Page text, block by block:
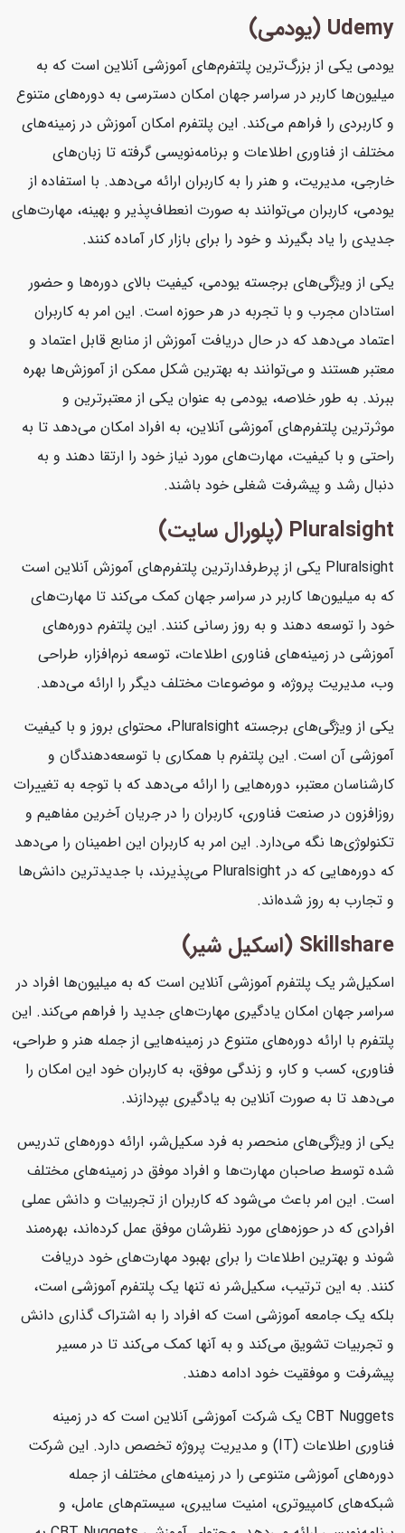
Udemy (یودمی)
یودمی یکی از بزرگ‌ترین پلتفرم‌های آموزشی آنلاین است که به
میلیون‌ها کاربر در سراسر جهان امکان دسترسی به دوره‌های متنوع
و کاربردی را فراهم می‌کند. این پلتفرم امکان آموزش در زمینه‌های
مختلف از فناوری اطلاعات و برنامه‌نویسی گرفته تا زبان‌های
خارجی، مدیریت، و هنر را به کاربران ارائه می‌دهد. با استفاده از
یودمی، کاربران می‌توانند به صورت انعطاف‌پذیر و بهینه، مهارت‌های
جدیدی را یاد بگیرند و خود را برای بازار کار آماده کنند.
یکی از ویژگی‌های برجسته یودمی، کیفیت بالای دوره‌ها و حضور
استادان مجرب و با تجربه در هر حوزه است. این امر به کاربران
اعتماد می‌دهد که در حال دریافت آموزش از منابع قابل اعتماد و
معتبر هستند و می‌توانند به بهترین شکل ممکن از آموزش‌ها بهره
ببرند. به طور خلاصه، یودمی به عنوان یکی از معتبرترین و
موثرترین پلتفرم‌های آموزشی آنلاین، به افراد امکان می‌دهد تا به
راحتی و با کیفیت، مهارت‌های مورد نیاز خود را ارتقا دهند و به
دنبال رشد و پیشرفت شغلی خود باشند.
Pluralsight (پلورال سایت)
Pluralsight یکی از پرطرفدارترین پلتفرم‌های آموزش آنلاین است
که به میلیون‌ها کاربر در سراسر جهان کمک می‌کند تا مهارت‌های
خود را توسعه دهند و به روز رسانی کنند. این پلتفرم دوره‌های
آموزشی در زمینه‌های فناوری اطلاعات، توسعه نرم‌افزار، طراحی
وب، مدیریت پروژه، و موضوعات مختلف دیگر را ارائه می‌دهد.
یکی از ویژگی‌های برجسته Pluralsight، محتوای بروز و با کیفیت
آموزشی آن است. این پلتفرم با همکاری با توسعه‌دهندگان و
کارشناسان معتبر، دوره‌هایی را ارائه می‌دهد که با توجه به تغییرات
روزافزون در صنعت فناوری، کاربران را در جریان آخرین مفاهیم و
تکنولوژی‌ها نگه می‌دارد. این امر به کاربران این اطمینان را می‌دهد
که دوره‌هایی که در Pluralsight می‌پذیرند، با جدیدترین دانش‌ها
و تجارب به روز شده‌اند.
Skillshare (اسکیل شیر)
اسکیل‌شر یک پلتفرم آموزشی آنلاین است که به میلیون‌ها افراد در
سراسر جهان امکان یادگیری مهارت‌های جدید را فراهم می‌کند. این
پلتفرم با ارائه دوره‌های متنوع در زمینه‌هایی از جمله هنر و طراحی،
فناوری، کسب و کار، و زندگی موفق، به کاربران خود این امکان را
می‌دهد تا به صورت آنلاین به یادگیری بپردازند.
یکی از ویژگی‌های منحصر به فرد سکیل‌شر، ارائه دوره‌های تدریس
شده توسط صاحبان مهارت‌ها و افراد موفق در زمینه‌های مختلف
است. این امر باعث می‌شود که کاربران از تجربیات و دانش عملی
افرادی که در حوزه‌های مورد نظرشان موفق عمل کرده‌اند، بهره‌مند
شوند و بهترین اطلاعات را برای بهبود مهارت‌های خود دریافت
کنند. به این ترتیب، سکیل‌شر نه تنها یک پلتفرم آموزشی است،
بلکه یک جامعه آموزشی است که افراد را به اشتراک گذاری دانش
و تجربیات تشویق می‌کند و به آنها کمک می‌کند تا در مسیر
پیشرفت و موفقیت خود ادامه دهند.
CBT Nuggets یک شرکت آموزشی آنلاین است که در زمینه
فناوری اطلاعات (IT) و مدیریت پروژه تخصص دارد. این شرکت
دوره‌های آموزشی متنوعی را در زمینه‌های مختلف از جمله
شبکه‌های کامپیوتری، امنیت سایبری، سیستم‌های عامل، و